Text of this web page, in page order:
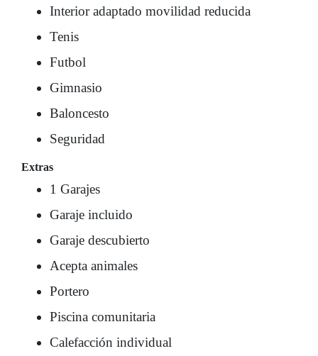
Interior adaptado movilidad reducida
Tenis
Futbol
Gimnasio
Baloncesto
Seguridad
Extras
1 Garajes
Garaje incluido
Garaje descubierto
Acepta animales
Portero
Piscina comunitaria
Calefacción individual